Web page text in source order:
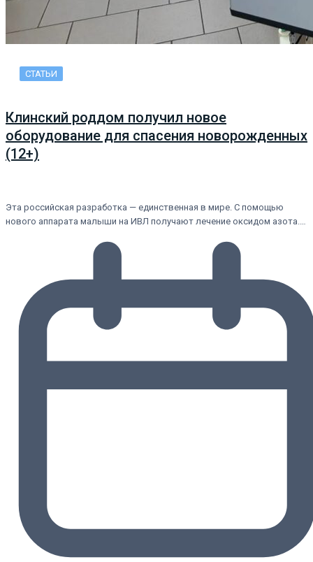
СТАТЬИ
Клинский роддом получил новое
оборудование для спасения новорожденных
(12+)
Эта российская разработка — единственная в мире. С помощью
нового аппарата малыши на ИВЛ получают лечение оксидом азота.…